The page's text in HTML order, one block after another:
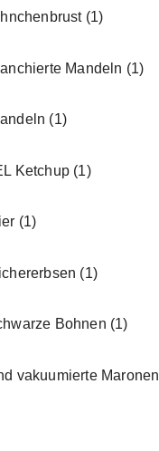
(1)
Mandeln (1)
(1)
Ketchup (1)
(1)
(1)
Bohnen (1)
vakuumierte Maronen